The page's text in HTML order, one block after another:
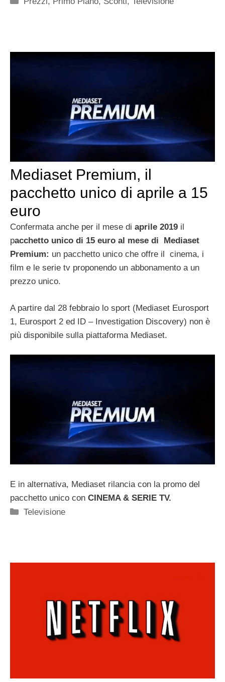
Mediaset Premium, il
pacchetto unico di aprile a 15
euro
Confermata anche per il mese di aprile 2019 il
pacchetto unico di 15 euro al mese di
Mediaset
Premium: un pacchetto unico che offre il
cinema, i
film e le serie tv proponendo un abbonamento a un
prezzo unico.
A partire dal 28 febbraio lo sport (Mediaset Eurosport
1, Eurosport 2 ed ID – Investigation Discovery) non è
più disponibile sulla piattaforma Mediaset.
E in alternativa, Mediaset rilancia con la promo del
pacchetto unico con CINEMA & SERIE TV.
Categorie
Televisione